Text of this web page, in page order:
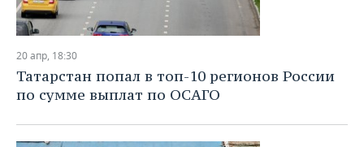
20 апр, 18:30
Татарстан попал в топ-10 регионов России
по сумме выплат по ОСАГО